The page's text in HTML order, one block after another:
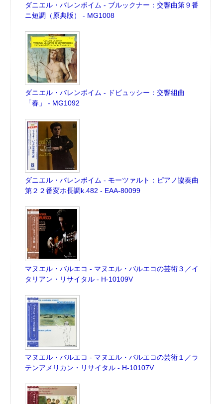
ダニエル・バレンボイム - ブルックナー：交響曲第９番
ニ短調（原典版） - MG1008
ダニエル・バレンボイム - ドビュッシー：交響組曲
「春」 - MG1092
ダニエル・バレンボイム - モーツァルト：ピアノ協奏曲
第２２番変ホ長調k.482 - EAA-80099
マヌエル・バルエコ - マヌエル・バルエコの芸術３／イ
タリアン・リサイタル - H-10109V
マヌエル・バルエコ - マヌエル・バルエコの芸術１／ラ
テンアメリカン・リサイタル - H-10107V